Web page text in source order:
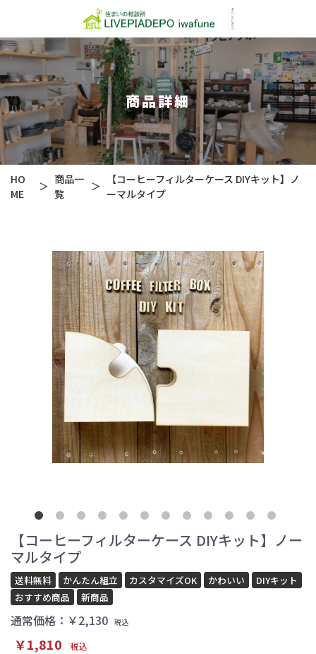
商品詳細
HO
ME
＞
商品一
覧
＞
【コーヒーフィルターケース DIYキット】ノ
ーマルタイプ
【コーヒーフィルターケース DIYキット】ノー
マルタイプ
送料無料 かんたん組立 カスタマイズOK かわいい
DIYキット
おすすめ商品
新商品
通常価格：￥2,130 税込
￥1,810 税込